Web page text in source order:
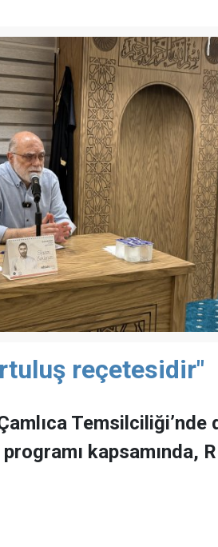
reçetesidir"
Temsilciliği’nde
kapsamında,